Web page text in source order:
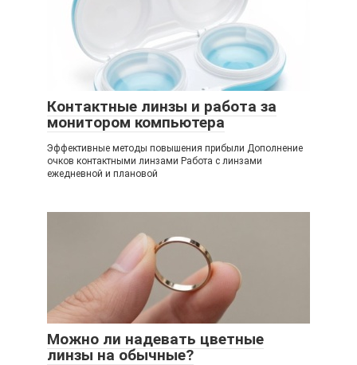
Контактные линзы и работа за
монитором компьютера
Эффективные методы повышения прибыли Дополнение
очков контактными линзами Работа с линзами
ежедневной и плановой
Можно ли надевать цветные
линзы на обычные?